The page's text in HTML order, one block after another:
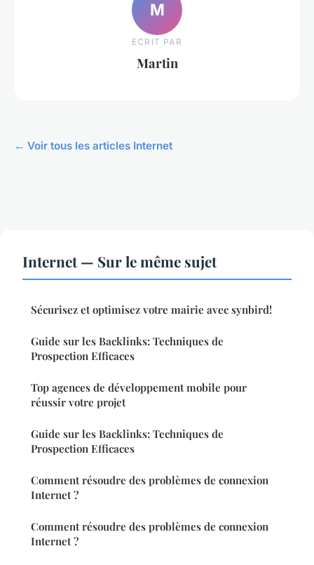
M
ECRIT PAR
Martin
← Voir tous les articles Internet
Internet — Sur le même sujet
Sécurisez et optimisez votre mairie avec synbird!
Guide sur les Backlinks: Techniques de
Prospection Efficaces
Top agences de développement mobile pour
réussir votre projet
Guide sur les Backlinks: Techniques de
Prospection Efficaces
Comment résoudre des problèmes de connexion
Internet ?
Comment résoudre des problèmes de connexion
Internet ?